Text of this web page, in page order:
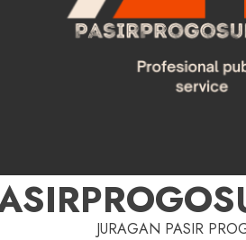
JURAGAN PASIR